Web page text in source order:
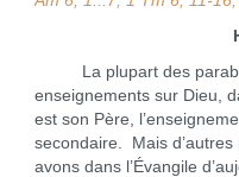
La plupart des
enseignements sur Dieu,
est son Père,
secondaire. Mais
avons dans l’Évangile